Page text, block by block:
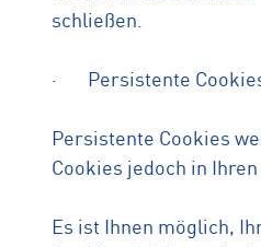
schließen.
· Persistente
Persistente Cookies
Cookies jedoch in
Es ist Ihnen möglich,